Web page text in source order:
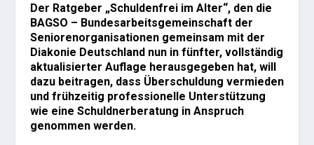
Der Ratgeber „Schuldenfrei im Alter“, den die
BAGSO – Bundesarbeitsgemeinschaft der
Seniorenorganisationen gemeinsam mit der
Diakonie Deutschland nun in fünfter, vollständig
aktualisierter Auflage herausgegeben hat, will
dazu beitragen, dass Überschuldung vermieden
und frühzeitig professionelle Unterstützung
wie eine Schuldnerberatung in Anspruch
genommen werden.